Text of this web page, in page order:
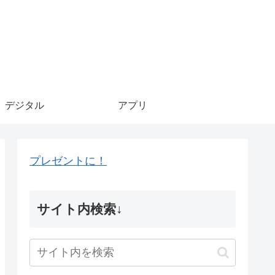
デジタル アプリ
プレゼントに！
サイト内検索↓